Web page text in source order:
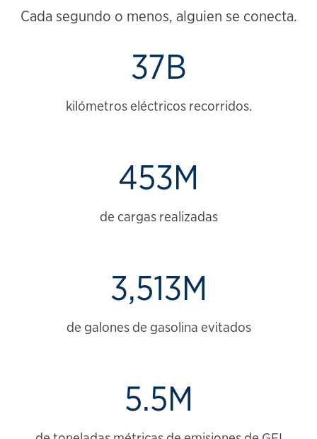
Cada segundo o menos, alguien se conecta.
37B
kilómetros eléctricos recorridos.
453M
de cargas realizadas
3,513M
de galones de gasolina evitados
5.5M